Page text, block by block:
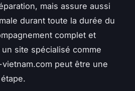
mais assure aussi
durant toute la durée du
complet et
site spécialisé comme
peut être une